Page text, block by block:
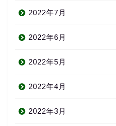
2022年7月
2022年6月
2022年5月
2022年4月
2022年3月